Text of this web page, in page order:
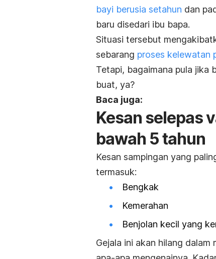
bayi berusia setahun dan
baru disedari ibu bapa.
Situasi tersebut
sebarang proses kelewatan
Tetapi, bagaimana pula jika
buat, ya?
Baca juga:
Kesan selepas
bawah 5 tahun
Kesan sampingan yang
termasuk:
Bengkak
Kemerahan
Benjolan kecil yang
Gejala ini akan hilang